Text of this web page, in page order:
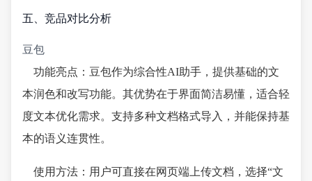
五、竞品对比分析
豆包
功能亮点：豆包作为综合性AI助手，提供基础的文
本润色和改写功能。其优势在于界面简洁易懂，适合轻
度文本优化需求。支持多种文档格式导入，并能保持基
本的语义连贯性。
使用方法：用户可直接在网页端上传文档，选择“文